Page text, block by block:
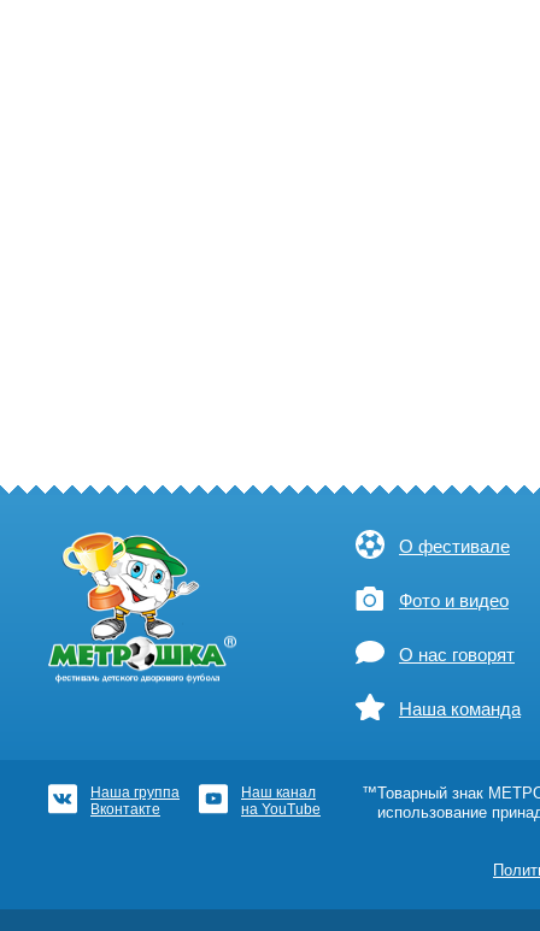
О фестивале
Фото и видео
О нас говорят
Наша команда
Наша группа
Вконтакте
Наш канал
на YouTube
™Товарный знак
использование